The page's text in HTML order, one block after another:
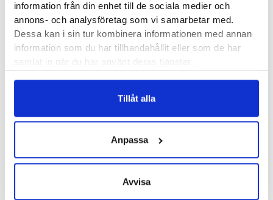
information från din enhet till de sociala medier och
annons- och analysföretag som vi samarbetar med.
Dessa kan i sin tur kombinera informationen med annan
information som du har tillhandahållit eller som de har
samlat in när du har använt deras tjänster.
Tillåt alla
Anpassa
Avvisa
Stabilitet:Neutral
Vikt:285 g
Mellansulehöjd:
Häl mm – Framfot mm
Häl-tå dropp: